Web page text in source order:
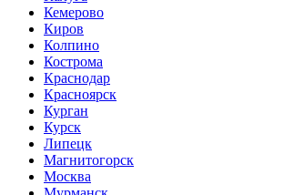
Кемерово
Киров
Колпино
Кострома
Краснодар
Красноярск
Курган
Курск
Липецк
Магнитогорск
Москва